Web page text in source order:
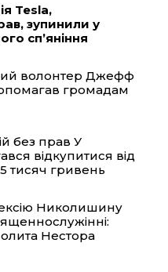
Tesla,
зупинили у
сп’яніння
волонтер Джефф
громадам
без прав У
відкупитися від
тисяч гривень
Николишину
Нестора